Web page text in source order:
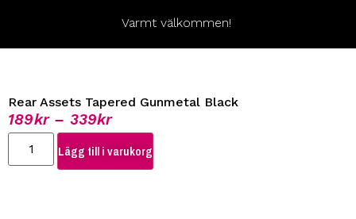
Varmt välkommen!
Rear Assets Tapered Gunmetal Black
189kr – 339kr
Lägg till i varukorg